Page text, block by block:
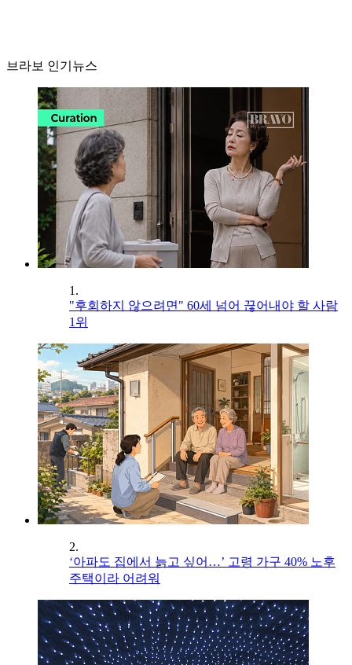
브라보 인기뉴스
1.
"후회하지 않으려면" 60세 넘어 끊어내야 할 사람
1위
2.
‘아파도 집에서 늙고 싶어…’ 고령 가구 40% 노후
주택이라 어려워